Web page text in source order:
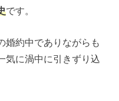
です。
婚約中でありながらも
気に渦中に引きずり込